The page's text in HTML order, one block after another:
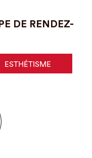
DE RENDEZ-
ESTHÉTISME